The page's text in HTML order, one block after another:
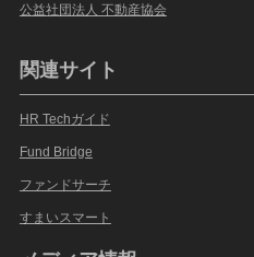
公益社団法人 不動産協会
関連サイト
HR Techガイド
Fund Bridge
ファンドサーチ
すまいスマート